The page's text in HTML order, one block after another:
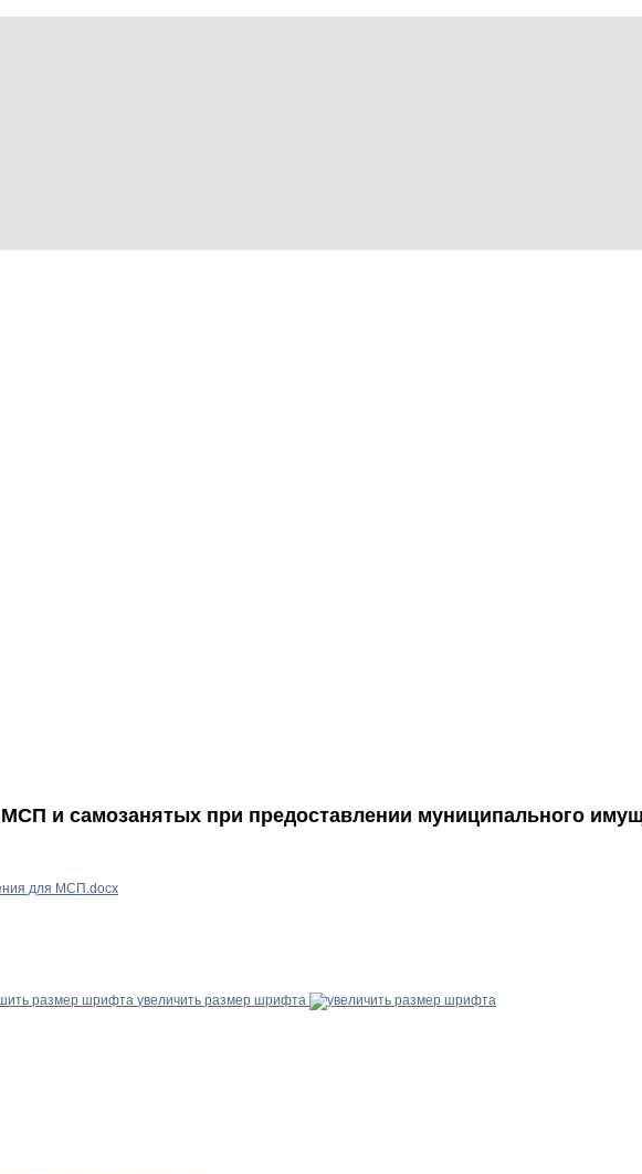
и самозанятых при предоставлении муниципального
для МСП.docx
увеличить размер шрифта